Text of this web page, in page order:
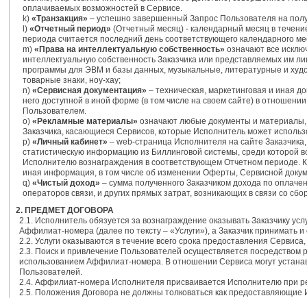
оплачиваемых возможностей в Сервисе.
k) «Транзакция» – успешно завершенный Запрос Пользователя на
l) «Отчетный период» (Отчетный месяц) - календарный месяц в
периода считается последний день соответствующего календарного
m) «Права на интеллектуальную собственность» означают все
интеллектуальную собственность Заказчика или представляемых им
программы для ЭВМ и базы данных, музыкальные, литературные и
товарные знаки, ноу-хау;
n) «Сервисная документация» – техническая, маркетинговая и иная
него доступной в иной форме (в том числе на своем сайте) в
Пользователем.
o) «Рекламные материалы» означают любые документы и
Заказчика, касающиеся Сервисов, которые Исполнитель может
p) «Личный кабинет» – web-страница Исполнителя на сайте
статистическую информацию из Биллинговой системы, среди
Исполнителю вознаграждения в соответствующем Отчетном периоде.
иная информация, в том числе об изменении Оферты, Сервисной
q) «Чистый доход» – сумма полученного Заказчиком дохода по
операторов связи, и других прямых затрат, возникающих в связи со
2. ПРЕДМЕТ ДОГОВОРА
2.1. Исполнитель обязуется за вознаграждение оказывать Заказчику
Аффилиат-номера (далее по тексту – «Услуги»), а Заказчик принимать
2.2. Услуги оказываются в течение всего срока предоставления
2.3. Поиск и привлечение Пользователей осуществляется
использованием Аффилиат-номера. В отношении Сервиса могут
Пользователей.
2.4. Аффилиат-номера Исполнителя присваивается Исполнителю при
2.5. Положения Договора не должны толковаться как